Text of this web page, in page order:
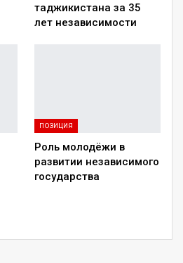
таджикистана за 35
лет независимости
ПОЗИЦИЯ
Роль молодёжи в
развитии независимого
государства